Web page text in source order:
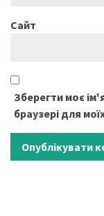
Сайт
Зберегти моє
браузері для